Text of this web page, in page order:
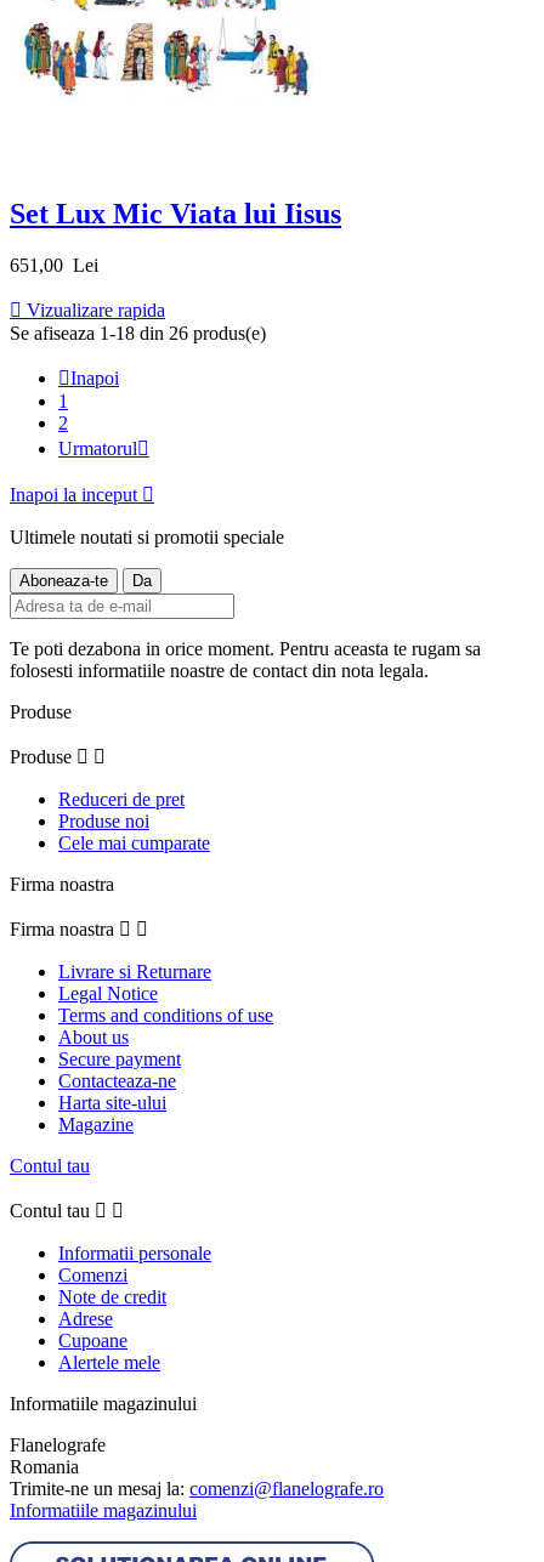
Set Lux Mic Viata lui Iisus
Pret
651,00 Lei
 Vizualizare rapida
Se afiseaza 1-18 din 26 produs(e)
Inapoi
1
2
Urmatorul
Inapoi la inceput 
Ultimele noutati si promotii speciale
Te poti dezabona in orice moment. Pentru aceasta te rugam sa
folosesti informatiile noastre de contact din nota legala.
Produse
Produse  
Reduceri de pret
Produse noi
Cele mai cumparate
Firma noastra
Firma noastra  
Livrare si Returnare
Legal Notice
Terms and conditions of use
About us
Secure payment
Contacteaza-ne
Harta site-ului
Magazine
Contul tau
Contul tau  
Informatii personale
Comenzi
Note de credit
Adrese
Cupoane
Alertele mele
Informatiile magazinului
Flanelografe
Romania
Trimite-ne un mesaj la: comenzi@flanelografe.ro
Informatiile magazinului